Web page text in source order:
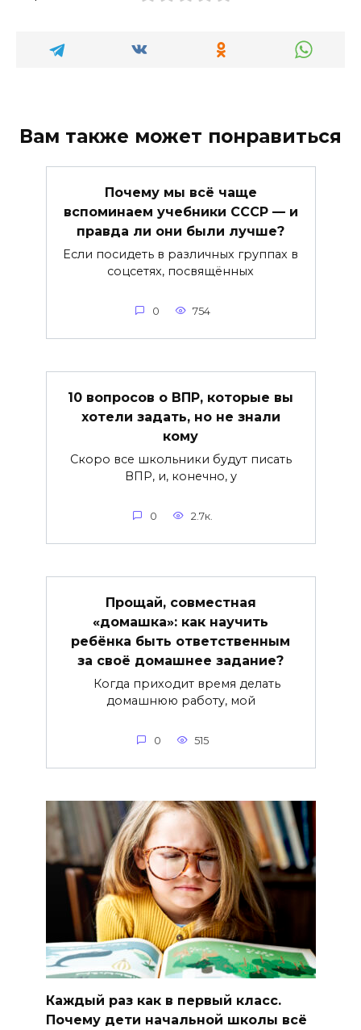
Вам также может понравиться
Почему мы всё чаще
вспоминаем учебники СССР — и
правда ли они были лучше?
Если посидеть в различных группах в
соцсетях, посвящённых
0 754
10 вопросов о ВПР, которые вы
хотели задать, но не знали
кому
Скоро все школьники будут писать
ВПР, и, конечно, у
0 2.7к.
Прощай, совместная
«домашка»: как научить
ребёнка быть ответственным
за своё домашнее задание?
Когда приходит время делать
домашнюю работу, мой
0 515
Каждый раз как в первый класс.
Почему дети начальной школы всё